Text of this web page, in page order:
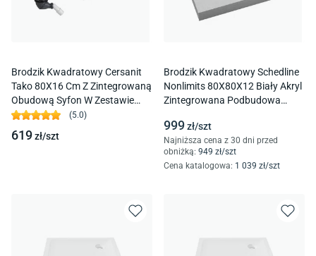
Brodzik Kwadratowy Cersanit
Tako 80X16 Cm Z Zintegrowaną
Obudową Syfon W Zestawie
S204-048
(5.0)
619zł/szt
Brodzik Kwadratowy Schedline
Nonlimits 80X80X12 Biały Akryl
Zintegrowana Podbudowa
8080/B/St-M1/B/St
999zł/szt
Najniższa cena z 30 dni przed
obniżką: 949 zł/szt
Cena katalogowa: 1 039 zł/szt